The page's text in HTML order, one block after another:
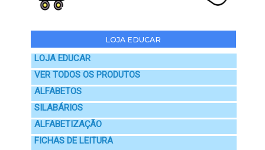
LOJA EDUCAR
LOJA EDUCAR
VER TODOS OS PRODUTOS
ALFABETOS
SILABÁRIOS
ALFABETIZAÇÃO
FICHAS DE LEITURA